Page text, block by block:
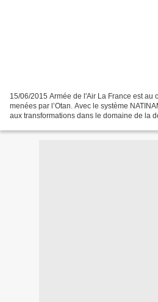
15/06/2015 Armée de l'Air La France est
menées par l’Otan. Avec le système
aux transformations dans le domaine de la